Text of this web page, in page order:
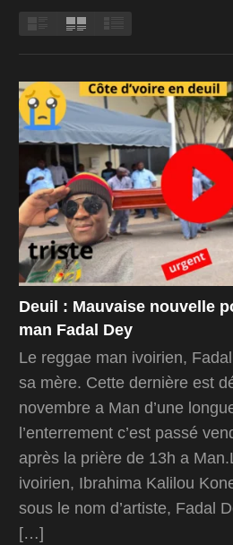
Deuil : Mauvaise nouvelle
man Fadal Dey
Le reggae man ivoirien,
sa mère. Cette dernière est
novembre a Man d’une
l’enterrement c’est passé
après la prière de 13h a
ivoirien, Ibrahima Kalilou
sous le nom d’artiste, Fadal
[…]